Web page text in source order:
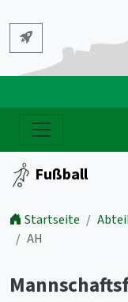
Fußball
Startseite
AH